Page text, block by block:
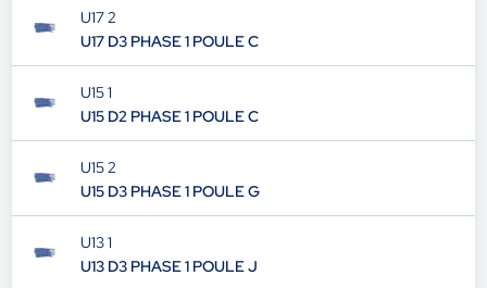
U17 2
U17 D3 PHASE 1 POULE C
U15 1
U15 D2 PHASE 1 POULE C
U15 2
U15 D3 PHASE 1 POULE G
U13 1
U13 D3 PHASE 1 POULE J